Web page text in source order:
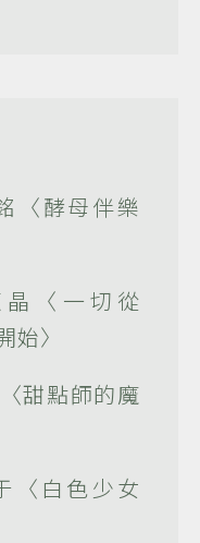
〈酵母伴樂
晶〈一切從
〉
甜點師的魔
〈白色少女